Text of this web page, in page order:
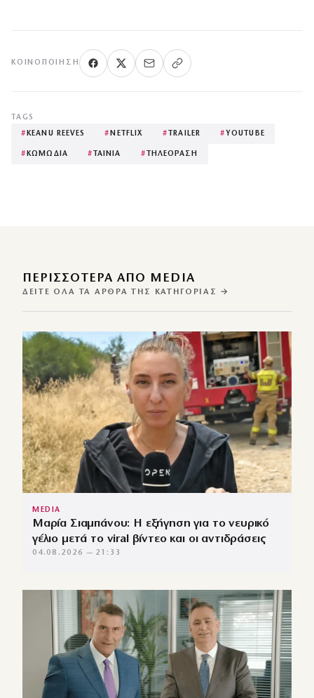
ΚΟΙΝΟΠΟΊΗΣΗ
TAGS
# KEANU REEVES # NETFLIX # TRAILER # YOUTUBE
# ΚΩΜΩΔΙΑ # ΤΑΙΝΙΑ # ΤΗΛΕΟΡΑΣΗ
ΠΕΡΙΣΣΌΤΕΡΑ ΑΠΌ MEDIA
ΔΕΊΤΕ ΌΛΑ ΤΑ ΆΡΘΡΑ ΤΗΣ ΚΑΤΗΓΟΡΊΑΣ →
MEDIA
Μαρία Σιαμπάνου: Η εξήγηση για το νευρικό
γέλιο μετά το viral βίντεο και οι αντιδράσεις
04.08.2026 — 21:33